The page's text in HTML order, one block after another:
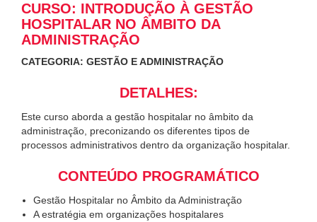
CURSO: INTRODUÇÃO À GESTÃO
HOSPITALAR NO ÂMBITO DA
ADMINISTRAÇÃO
CATEGORIA: GESTÃO E ADMINISTRAÇÃO
DETALHES:
Este curso aborda a gestão hospitalar no âmbito da
administração, preconizando os diferentes tipos de
processos administrativos dentro da organização hospitalar.
CONTEÚDO PROGRAMÁTICO
Gestão Hospitalar no Âmbito da Administração
A estratégia em organizações hospitalares